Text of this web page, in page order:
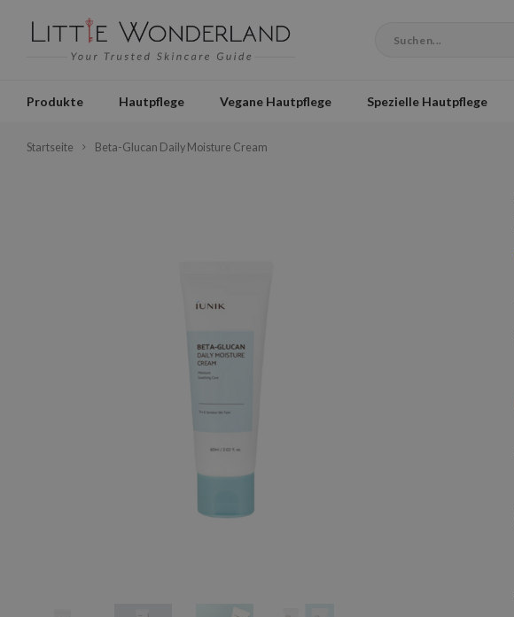
Produkte Hautpflege Vegane Hautpflege Spezielle Hautpflege
Startseite Beta-Glucan Daily Moisture Cream